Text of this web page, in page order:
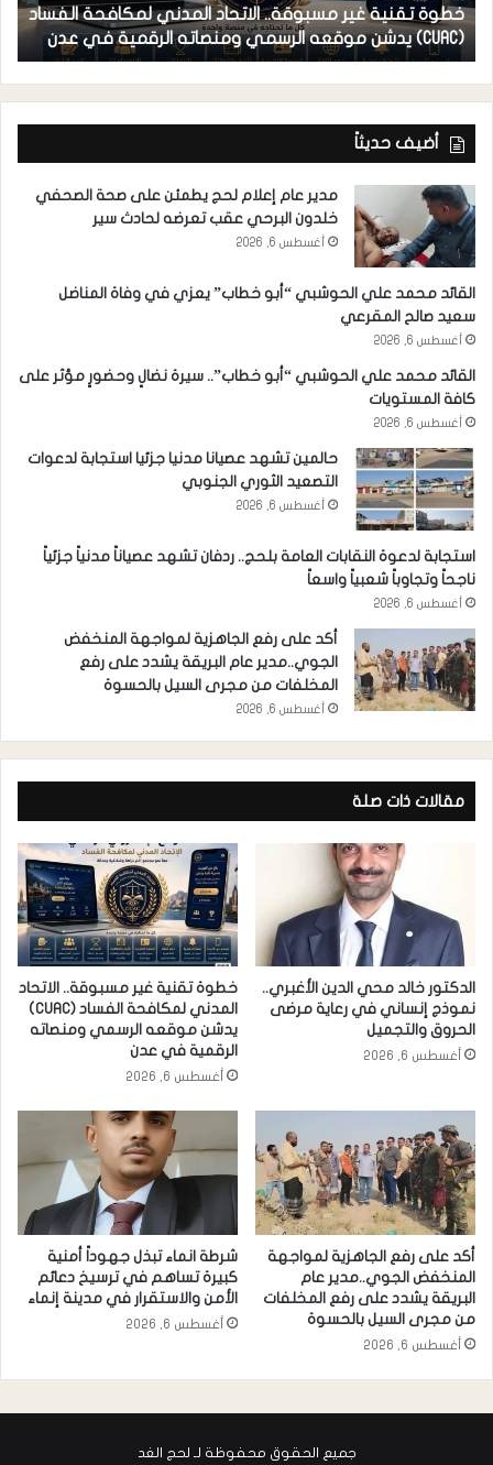
خطوة تقنية غير مسبوقة.. الاتحاد المدني لمكافحة الفساد
(CUAC) يدشن موقعه الرسمي ومنصاته الرقمية في عدن
أضيف حديثاً
مدير عام إعلام لحج يطمئن على صحة الصحفي
خلدون البرحي عقب تعرضه لحادث سير
أغسطس 6, 2026
القائد محمد علي الحوشبي “أبو خطاب” يعزي في وفاة المناضل
سعيد صالح المقرعي
أغسطس 6, 2026
القائد محمد علي الحوشبي “أبو خطاب”.. سيرة نضالٍ وحضورٍ مؤثر على
كافة المستويات
أغسطس 6, 2026
حالمين تشهد عصيانا مدنيا جزئيا استجابة لدعوات
التصعيد الثوري الجنوبي
أغسطس 6, 2026
استجابة لدعوة النقابات العامة بلحج.. ردفان تشهد عصياناً مدنياً جزئياً
ناجحاً وتجاوباً شعبياً واسعاً
أغسطس 6, 2026
أكد على رفع الجاهزية لمواجهة المنخفض
الجوي..مدير عام البريقة يشدد على رفع
المخلفات من مجرى السيل بالحسوة
أغسطس 6, 2026
مقالات ذات صلة
الدكتور خالد محي الدين الأغبري..
نموذج إنساني في رعاية مرضى
الحروق والتجميل
أغسطس 6, 2026
خطوة تقنية غير مسبوقة.. الاتحاد
المدني لمكافحة الفساد (CUAC)
يدشن موقعه الرسمي ومنصاته
الرقمية في عدن
أغسطس 6, 2026
أكد على رفع الجاهزية لمواجهة
المنخفض الجوي..مدير عام
البريقة يشدد على رفع المخلفات
من مجرى السيل بالحسوة
أغسطس 6, 2026
شرطة انماء تبذل جهوداً أمنية
كبيرة تساهم في ترسيخ دعائم
الأمن والاستقرار في مدينة إنماء
أغسطس 6, 2026
جميع الحقوق محفوظة لـ لحج الغد